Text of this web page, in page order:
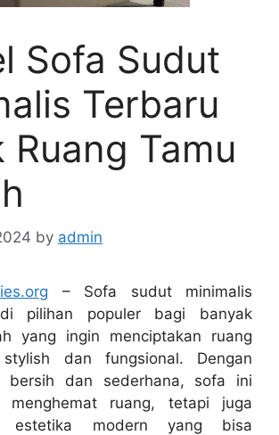
Sofa Sudut
Terbaru
Ruang Tamu
by admin
– Sofa sudut minimalis
pilihan populer bagi banyak
yang ingin menciptakan ruang
dan fungsional. Dengan
bersih dan sederhana, sofa ini
menghemat ruang, tetapi juga
estetika modern yang bisa